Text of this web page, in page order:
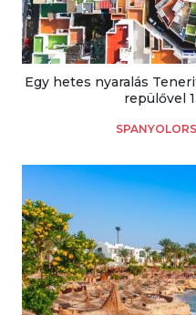
Egy hetes nyaralás
repülővel